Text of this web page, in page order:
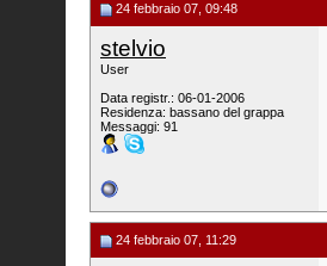
24 febbraio 07, 09:48
stelvio
User
Data registr.: 06-01-2006
Residenza: bassano del grappa
Messaggi: 91
24 febbraio 07, 11:29